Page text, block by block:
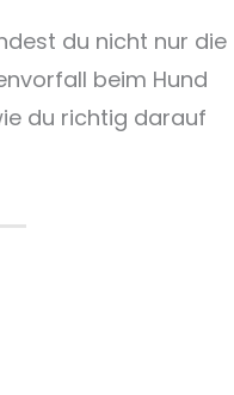
du nicht nur die
beim Hund
du richtig darauf